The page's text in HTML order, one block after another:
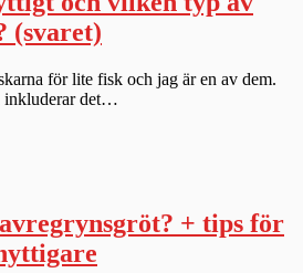
(svaret)
för lite fisk och jag är en av dem.
inkluderar det…
+ tips för